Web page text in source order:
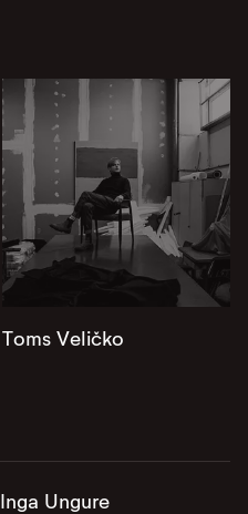
Toms Veličko
Inga Ungure